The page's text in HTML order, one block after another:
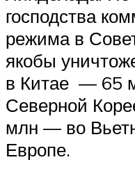
господства
режима в
якобы
в Китае — 65
Северной
млн — во
Европе.